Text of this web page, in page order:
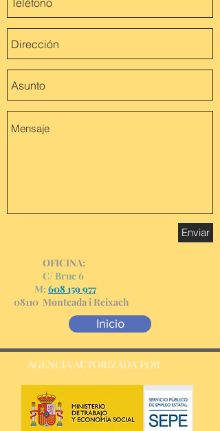
Enviar
OFICINA:
C/ Bruc 6
M: 608 159 977
08110 Montcada i Reixach
Inicio
AGENCIA AUTORIZADA POR